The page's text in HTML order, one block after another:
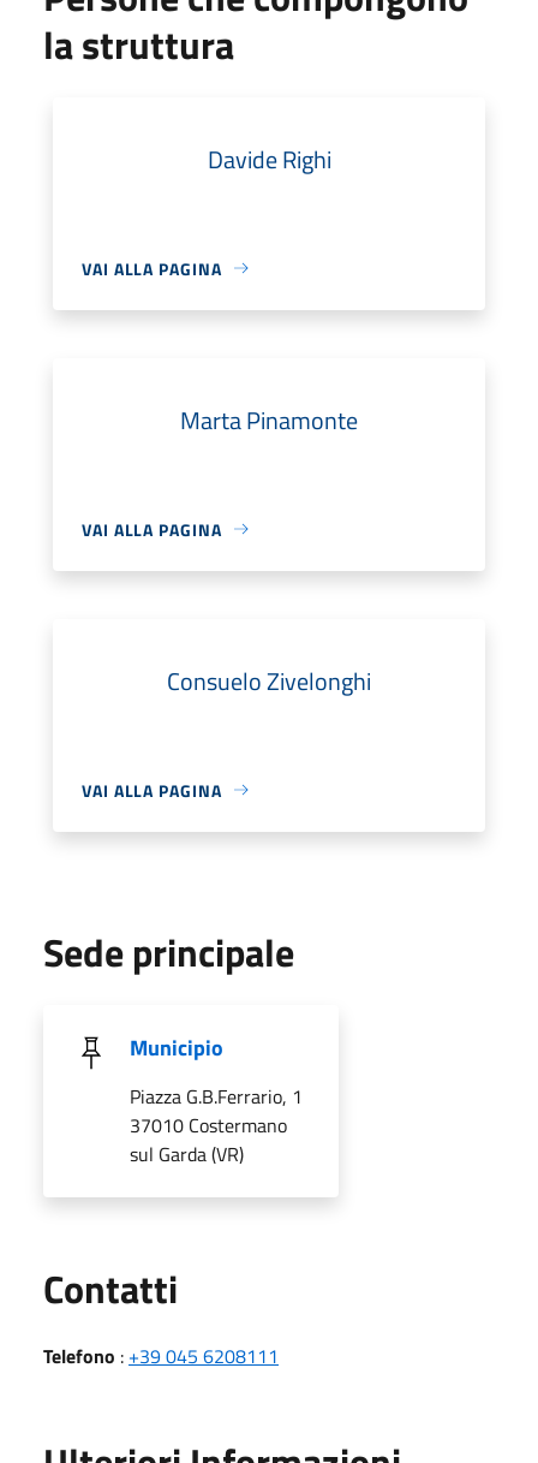
la struttura
Davide Righi
VAI ALLA PAGINA
Marta Pinamonte
VAI ALLA PAGINA
Consuelo Zivelonghi
VAI ALLA PAGINA
Sede principale
Municipio
Piazza G.B.Ferrario, 1
37010 Costermano
sul Garda (VR)
Contatti
Telefono : +39 045 6208111